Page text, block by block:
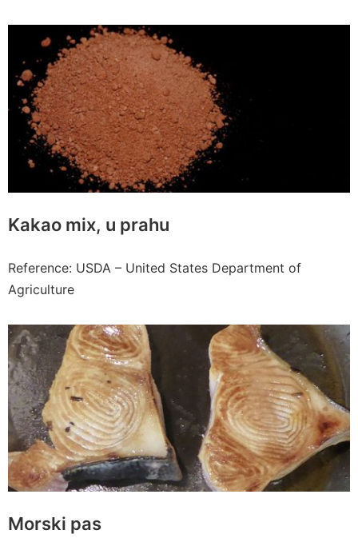
Kakao mix, u prahu
Reference: USDA – United States Department of
Agriculture
Morski pas